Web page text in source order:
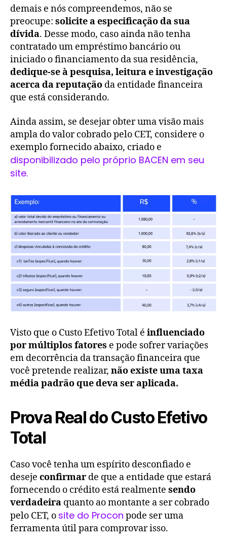
demais e nós compreendemos, não se
preocupe: solicite a especificação da sua
dívida. Desse modo, caso ainda não tenha
contratado um empréstimo bancário ou
iniciado o financiamento da sua residência,
dedique-se à pesquisa, leitura e investigação
acerca da reputação da entidade financeira
que está considerando.
Ainda assim, se desejar obter uma visão mais
ampla do valor cobrado pelo CET, considere o
exemplo fornecido abaixo, criado e
disponibilizado pelo próprio BACEN em seu
site.
Visto que o Custo Efetivo Total é influenciado
por múltiplos fatores e pode sofrer variações
em decorrência da transação financeira que
você pretende realizar, não existe uma taxa
média padrão que deva ser aplicada.
Prova Real do Custo Efetivo
Total
Caso você tenha um espírito desconfiado e
deseje confirmar de que a entidade que estará
fornecendo o crédito está realmente sendo
verdadeira quanto ao montante a ser cobrado
pelo CET, o site do Procon pode ser uma
ferramenta útil para comprovar isso.